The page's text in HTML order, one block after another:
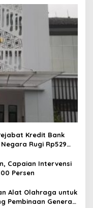
Kredit Bank
Rugi Rp529
Capaian Intervensi
Persen
Alat Olahraga untuk
Pembinaan Generasi